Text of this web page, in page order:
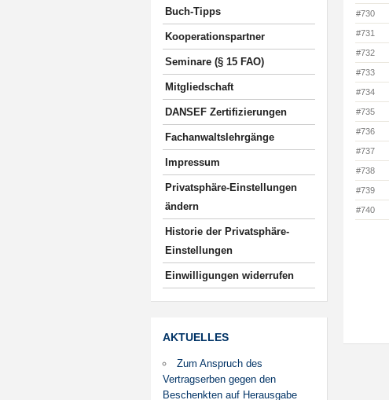
Buch-Tipps
Kooperationspartner
Seminare (§ 15 FAO)
Mitgliedschaft
DANSEF Zertifizierungen
Fachanwaltslehrgänge
Impressum
Privatsphäre-Einstellungen
ändern
Historie der Privatsphäre-
Einstellungen
Einwilligungen widerrufen
AKTUELLES
Zum Anspruch des
Vertragserben gegen den
Beschenkten auf Herausgabe
#730
#731
#732
#733
#734
#735
#736
#737
#738
#739
#740